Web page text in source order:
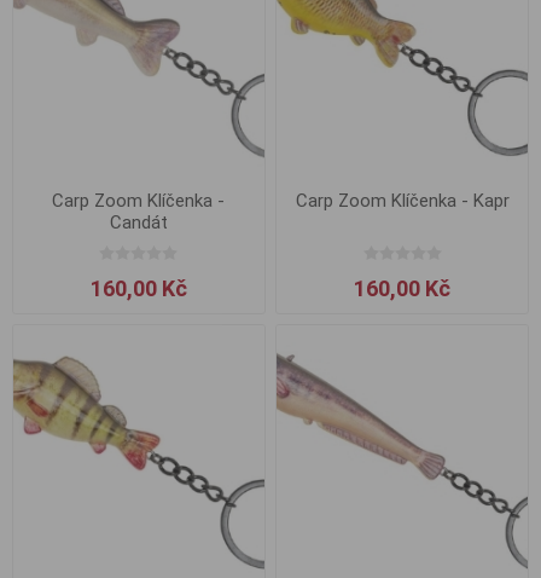
Carp Zoom Klíčenka -
Candát
160,00 Kč
Carp Zoom Klíčenka - Kapr
160,00 Kč